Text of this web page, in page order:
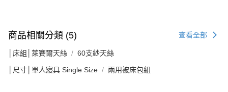
商品相關分類 (5) 查看全部
│床組│萊賽爾天絲 60支紗天絲
│尺寸│單人寢具 Single Size 兩用被床包組